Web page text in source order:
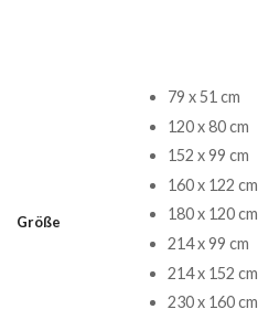
Größe
79 x 51 cm
120 x 80 cm
152 x 99 cm
160 x 122 cm
180 x 120 cm
214 x 99 cm
214 x 152 cm
230 x 160 cm